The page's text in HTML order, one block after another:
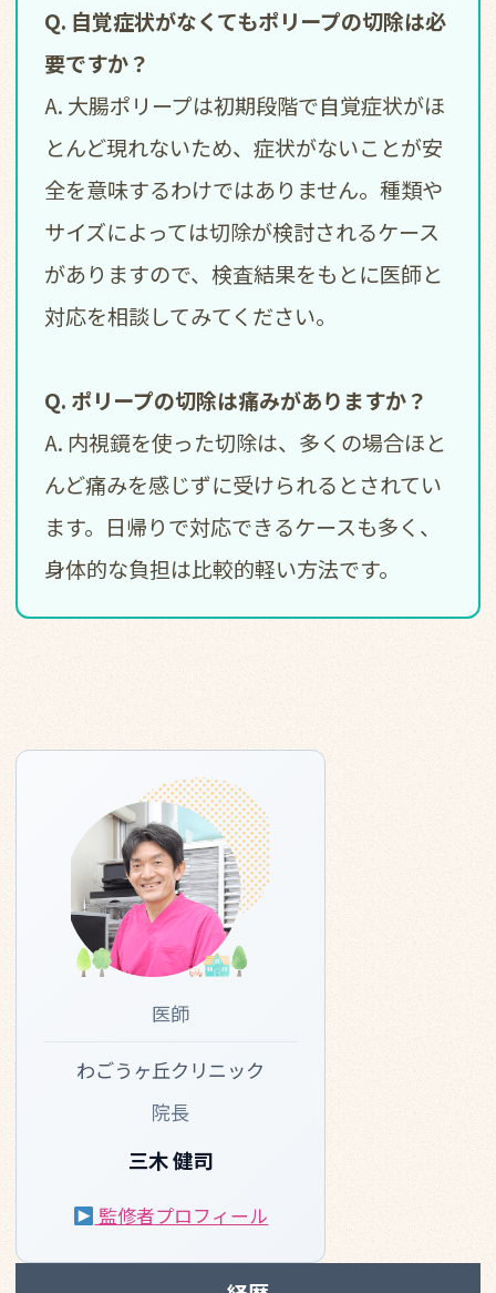
Q. 自覚症状がなくてもポリープの切除は必
要ですか？
A. 大腸ポリープは初期段階で自覚症状がほ
とんど現れないため、症状がないことが安
全を意味するわけではありません。種類や
サイズによっては切除が検討されるケース
がありますので、検査結果をもとに医師と
対応を相談してみてください。
Q. ポリープの切除は痛みがありますか？
A. 内視鏡を使った切除は、多くの場合ほと
んど痛みを感じずに受けられるとされてい
ます。日帰りで対応できるケースも多く、
身体的な負担は比較的軽い方法です。
医師
わごうヶ丘クリニック
院長
三木 健司
監修者プロフィール